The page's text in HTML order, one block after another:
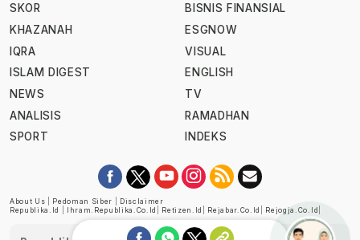
SKOR
KHAZANAH
IQRA
ISLAM DIGEST
NEWS
ANALISIS
SPORT
BISNIS FINANSIAL
ESGNOW
VISUAL
ENGLISH
TV
RAMADHAN
INDEKS
About Us Pedoman Siber
Disclaimer
Republika.id
Ihram.republika.co.id Retizen.id Rejabar.co.id Rejogja.co.id